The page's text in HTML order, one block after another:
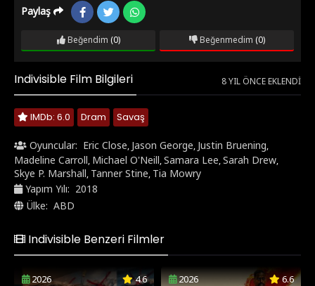
Paylaş
Beğendim (0) Beğenmedim (0)
Indivisible Film Bilgileri 8 YIL ÖNCE EKLENDI
IMDb: 6.0 Dram Savaş
Oyuncular: Eric Close, Jason George, Justin Bruening,
Madeline Carroll, Michael O'Neill,Samara Lee,Sarah Drew,
Skye P. Marshall, Tanner Stine, Tia Mowry
Yapım Yılı: 2018
Ülke: ABD
Indivisible Benzeri Filmler
2026 4.6 2026 6.6